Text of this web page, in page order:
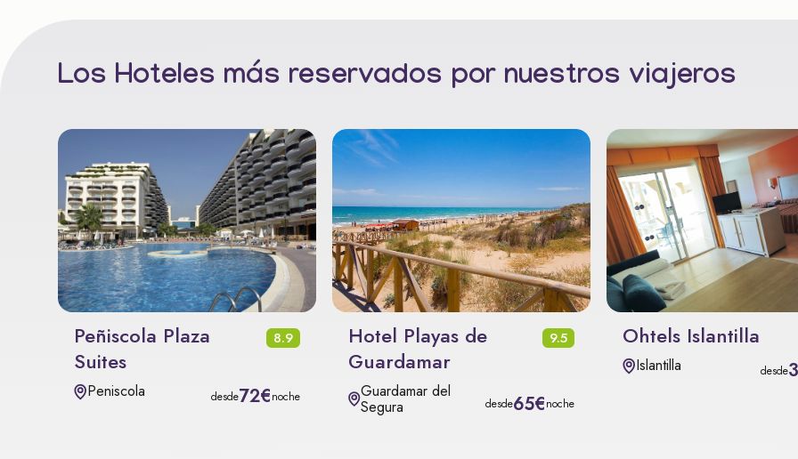
Los Hoteles más reservados por nuestros viajeros
Peñiscola Plaza
Suites
8.9
Peniscola desde72€noche
Hotel Playas de
Guardamar
9.5
Guardamar del
Segura desde65€noche
Ohtels Islantilla
Islantilla desde